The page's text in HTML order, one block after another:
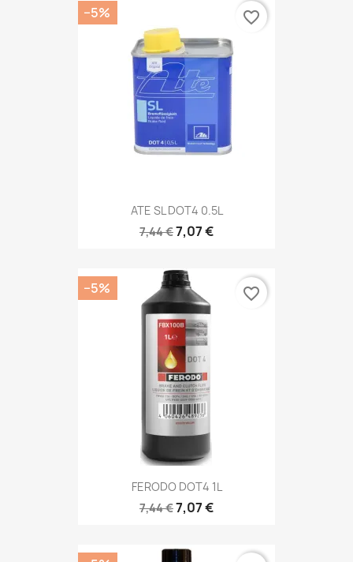
ATE SL DOT4 0.5L
7,44 €7,07 €
−5% favorite_border
FERODO DOT4 1L
7,44 €7,07 €
−5% favorite_border